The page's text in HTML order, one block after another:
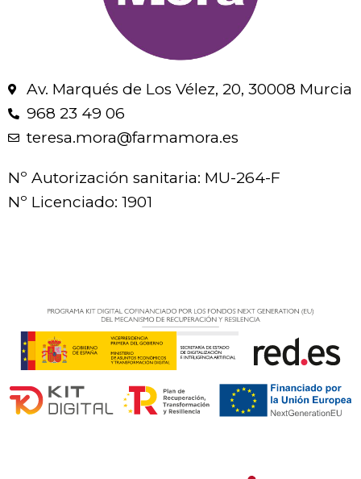
Av. Marqués de Los Vélez, 20, 30008 Murcia
968 23 49 06
teresa.mora@farmamora.es
Nº Autorización sanitaria: MU-264-F
Nº Licenciado: 1901